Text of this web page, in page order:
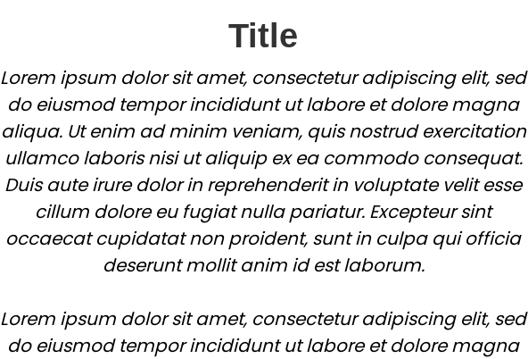
Title
Lorem ipsum dolor sit amet, consectetur adipiscing elit, sed
do eiusmod tempor incididunt ut labore et dolore magna
aliqua. Ut enim ad minim veniam, quis nostrud exercitation
ullamco laboris nisi ut aliquip ex ea commodo consequat.
Duis aute irure dolor in reprehenderit in voluptate velit esse
cillum dolore eu fugiat nulla pariatur. Excepteur sint
occaecat cupidatat non proident, sunt in culpa qui officia
deserunt mollit anim id est laborum.
Lorem ipsum dolor sit amet, consectetur adipiscing elit, sed
do eiusmod tempor incididunt ut labore et dolore magna